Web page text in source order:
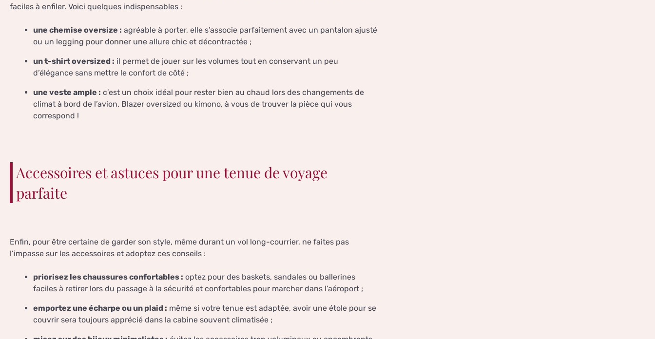
faciles à enfiler. Voici quelques indispensables :
une chemise oversize : agréable à porter, elle s’associe parfaitement avec un pantalon ajusté
ou un legging pour donner une allure chic et décontractée ;
un t-shirt oversized : il permet de jouer sur les volumes tout en conservant un peu
d’élégance sans mettre le confort de côté ;
une veste ample : c’est un choix idéal pour rester bien au chaud lors des changements de
climat à bord de l’avion. Blazer oversized ou kimono, à vous de trouver la pièce qui vous
correspond !
Accessoires et astuces pour une tenue de voyage
parfaite
Enfin, pour être certaine de garder son style, même durant un vol long-courrier, ne faites pas
l’impasse sur les accessoires et adoptez ces conseils :
priorisez les chaussures confortables : optez pour des baskets, sandales ou ballerines
faciles à retirer lors du passage à la sécurité et confortables pour marcher dans l’aéroport ;
emportez une écharpe ou un plaid : même si votre tenue est adaptée, avoir une étole pour se
couvrir sera toujours apprécié dans la cabine souvent climatisée ;